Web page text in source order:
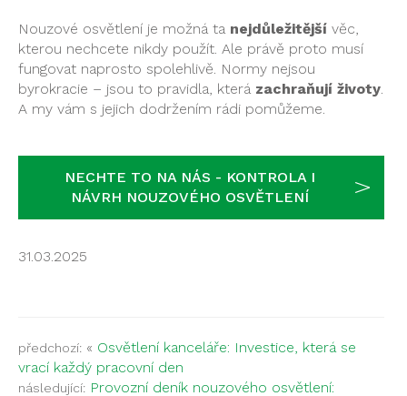
Nouzové osvětlení je možná ta nejdůležitější věc,
kterou nechcete nikdy použít. Ale právě proto musí
fungovat naprosto spolehlivě. Normy nejsou
byrokracie – jsou to pravidla, která zachraňují životy.
A my vám s jejich dodržením rádi pomůžeme.
NECHTE TO NA NÁS - KONTROLA I
NÁVRH NOUZOVÉHO OSVĚTLENÍ
31.03.2025
předchozí: « Osvětlení kanceláře: Investice, která se
vrací každý pracovní den
následující: Provozní deník nouzového osvětlení: